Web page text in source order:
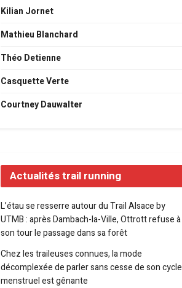
Kilian Jornet
Mathieu Blanchard
Théo Detienne
Casquette Verte
Courtney Dauwalter
Actualités trail running
L’étau se resserre autour du Trail Alsace by
UTMB : après Dambach-la-Ville, Ottrott refuse à
son tour le passage dans sa forêt
Chez les traileuses connues, la mode
décomplexée de parler sans cesse de son cycle
menstruel est gênante